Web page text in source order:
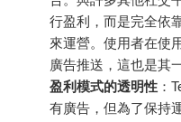
行盈利，而是完全依
來運營。使用者在使
廣告推送，這也是其
盈利模式的透明性 ：
有廣告，但為了保持